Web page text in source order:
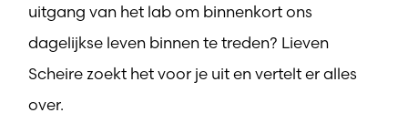
uitgang van het lab om binnenkort ons
dagelijkse leven binnen te treden? Lieven
Scheire zoekt het voor je uit en vertelt er alles
over.